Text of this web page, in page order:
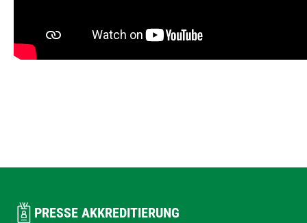
PRESSE AKKREDITIERUNG